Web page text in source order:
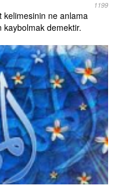
1199
kelimesinin ne anlama
demektir.